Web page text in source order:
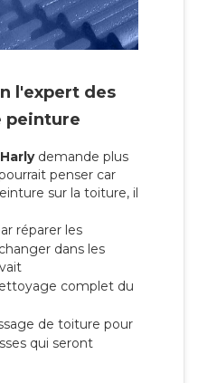
l'expert des
peinture
demande plus
penser car
sur la toiture, il
réparer les
dans les
complet du
de toiture pour
qui seront